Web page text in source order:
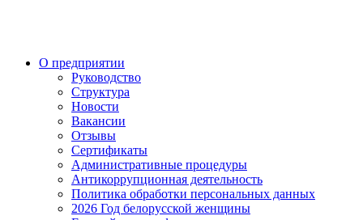
О предприятии
Руководство
Структура
Новости
Вакансии
Отзывы
Сертификаты
Административные процедуры
Антикоррупционная деятельность
Политика обработки персональных данных
2026 Год белорусской женщины